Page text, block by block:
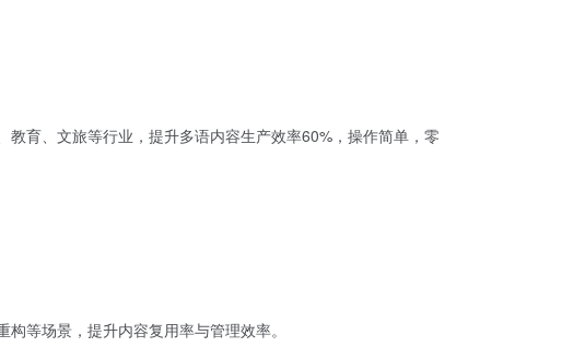
育、文旅等行业，提升多语内容生产效率60%，操作简单，零
等场景，提升内容复用率与管理效率。